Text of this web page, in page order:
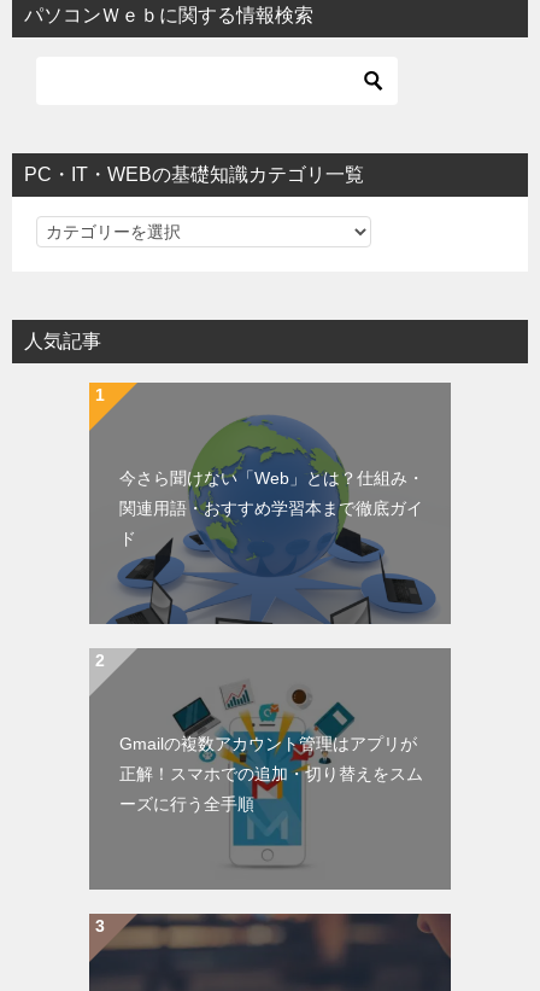
パソコンＷｅｂに関する情報検索
PC・IT・WEBの基礎知識カテゴリ一覧
PC・IT・WEBの基礎知識カテゴリ一覧
人気記事
今さら聞けない「Web」とは？仕組み・
関連用語・おすすめ学習本まで徹底ガイ
ド
Gmailの複数アカウント管理はアプリが
正解！スマホでの追加・切り替えをスム
ーズに行う全手順